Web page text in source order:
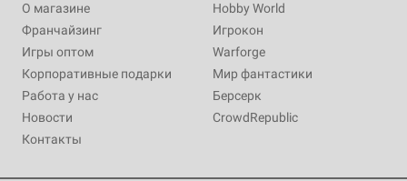
О магазине
Франчайзинг
Игры оптом
Корпоративные подарки
Работа у нас
Новости
Контакты
Hobby World
Игрокон
Warforge
Мир фантастики
Берсерк
CrowdRepublic